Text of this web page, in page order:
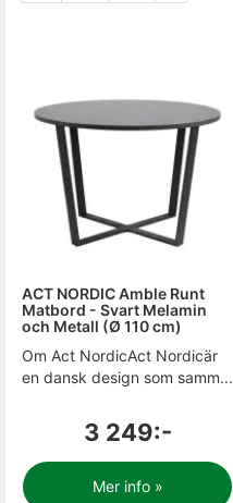
ACT NORDIC Amble Runt
Matbord - Svart Melamin
och Metall (Ø 110 cm)
Om Act NordicAct Nordicär
en dansk design som samm...
3 249:-
Mer info »